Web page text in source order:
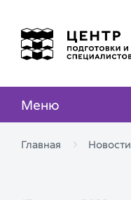
Меню
Главная Новости